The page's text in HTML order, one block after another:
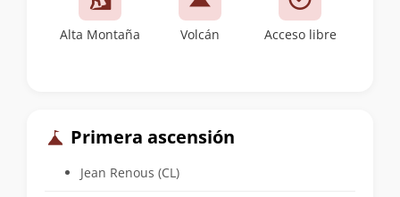
Alta Montaña Volcán Acceso libre
Primera ascensión
Jean Renous (CL)